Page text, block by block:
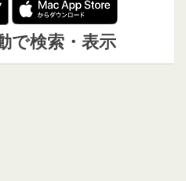
で検索・表示